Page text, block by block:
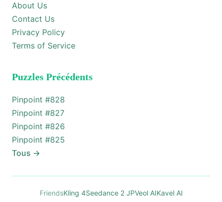
About Us
Contact Us
Privacy Policy
Terms of Service
Puzzles Précédents
Pinpoint #828
Pinpoint #827
Pinpoint #826
Pinpoint #825
Tous →
FriendsKling 4Seedance 2 JPVeol AIKavel AI